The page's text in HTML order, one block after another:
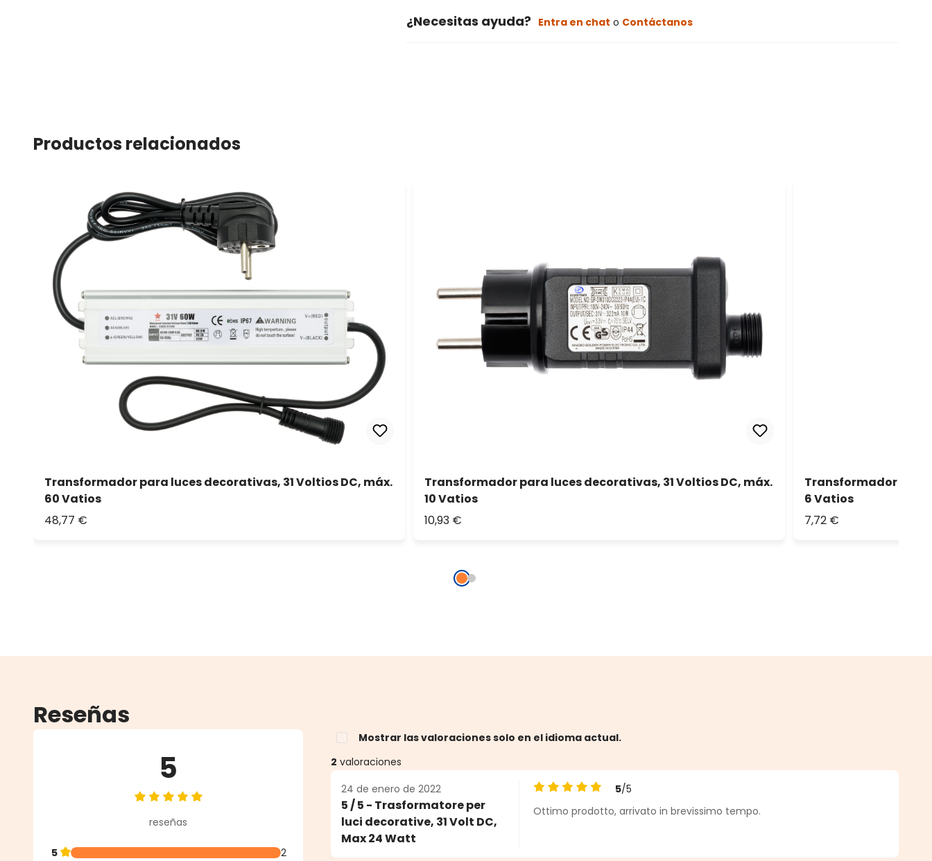
¿Necesitas ayuda? Entra en chat o Contáctanos
Productos relacionados
Transformador para luces decorativas, 31 Voltios DC, máx.
60 Vatios
48,77 €
Transformador para luces decorativas, 31 Voltios DC, máx.
10 Vatios
10,93 €
Transformador para
6 Vatios
7,72 €
Reseñas
5
Calificación promedio de 5 de 5 estrellas
reseñas
5
2
Mostrar las valoraciones solo en el idioma actual.
2 valoraciones
24 de enero de 2022
5 / 5 - Trasformatore per
luci decorative, 31 Volt DC,
Max 24 Watt
Calificación promedio de 5 de 5 estrellas
5/5
Ottimo prodotto, arrivato in brevissimo tempo.